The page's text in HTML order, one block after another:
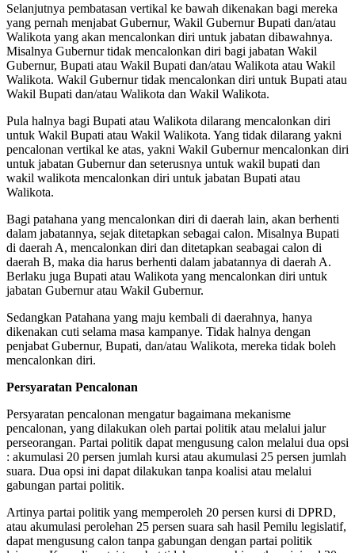
Selanjutnya pembatasan vertikal ke bawah dikenakan bagi mereka
yang pernah menjabat Gubernur, Wakil Gubernur Bupati dan/atau
Walikota yang akan mencalonkan diri untuk jabatan dibawahnya.
Misalnya Gubernur tidak mencalonkan diri bagi jabatan Wakil
Gubernur, Bupati atau Wakil Bupati dan/atau Walikota atau Wakil
Walikota. Wakil Gubernur tidak mencalonkan diri untuk Bupati atau
Wakil Bupati dan/atau Walikota dan Wakil Walikota.
Pula halnya bagi Bupati atau Walikota dilarang mencalonkan diri
untuk Wakil Bupati atau Wakil Walikota. Yang tidak dilarang yakni
pencalonan vertikal ke atas, yakni Wakil Gubernur mencalonkan diri
untuk jabatan Gubernur dan seterusnya untuk wakil bupati dan
wakil walikota mencalonkan diri untuk jabatan Bupati atau
Walikota.
Bagi patahana yang mencalonkan diri di daerah lain, akan berhenti
dalam jabatannya, sejak ditetapkan sebagai calon. Misalnya Bupati
di daerah A, mencalonkan diri dan ditetapkan seabagai calon di
daerah B, maka dia harus berhenti dalam jabatannya di daerah A.
Berlaku juga Bupati atau Walikota yang mencalonkan diri untuk
jabatan Gubernur atau Wakil Gubernur.
Sedangkan Patahana yang maju kembali di daerahnya, hanya
dikenakan cuti selama masa kampanye. Tidak halnya dengan
penjabat Gubernur, Bupati, dan/atau Walikota, mereka tidak boleh
mencalonkan diri.
Persyaratan Pencalonan
Persyaratan pencalonan mengatur bagaimana mekanisme
pencalonan, yang dilakukan oleh partai politik atau melalui jalur
perseorangan. Partai politik dapat mengusung calon melalui dua opsi
: akumulasi 20 persen jumlah kursi atau akumulasi 25 persen jumlah
suara. Dua opsi ini dapat dilakukan tanpa koalisi atau melalui
gabungan partai politik.
Artinya partai politik yang memperoleh 20 persen kursi di DPRD,
atau akumulasi perolehan 25 persen suara sah hasil Pemilu legislatif,
dapat mengusung calon tanpa gabungan dengan partai politik